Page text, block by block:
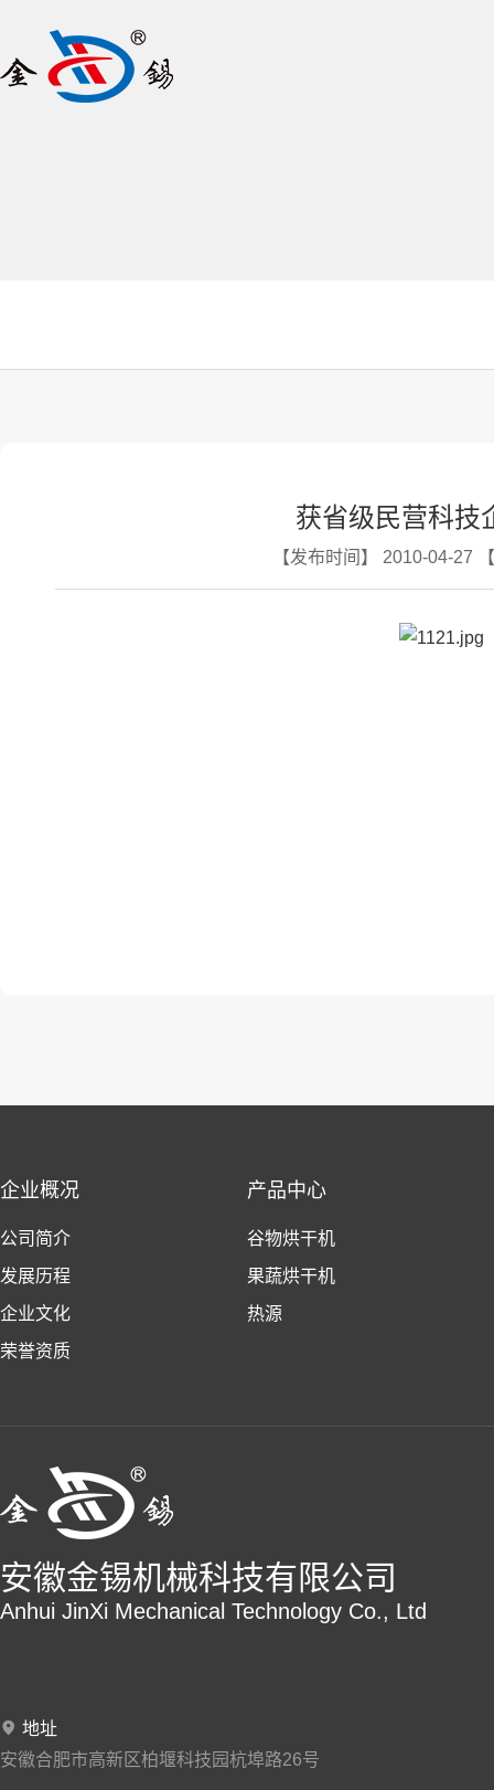
获省级民营科技
【发布时间】 2010-04-27
企业概况
公司简介
发展历程
企业文化
荣誉资质
产品中心
谷物烘干机
果蔬烘干机
热源
安徽金锡机械科技有限公司
Anhui JinXi Mechanical Technology Co., Ltd
地址
安徽合肥市高新区柏堰科技园杭埠路26号